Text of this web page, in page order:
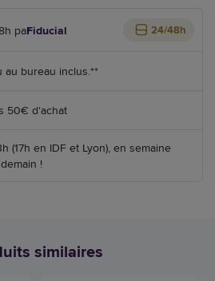
parFiducial 24/48h
au bureau inclus.**
50€ d'achat
(17h en IDF et Lyon), en semaine
!
similaires